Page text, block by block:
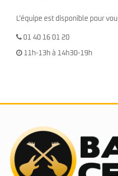
L'équipe est disponible pour
01 40 16 01 20
11h-13h à 14h30-19h